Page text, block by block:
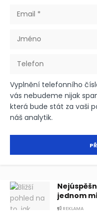
Vyplnění telefonního
vás nebudeme nijak
která bude stát za vaši
náš analytik.
jednom
REKLAMA